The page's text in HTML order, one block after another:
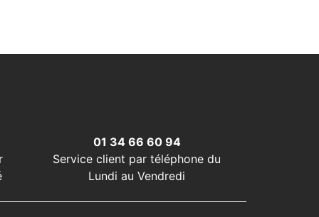
01 34 66 60 94
Service client par téléphone du
Lundi au Vendredi